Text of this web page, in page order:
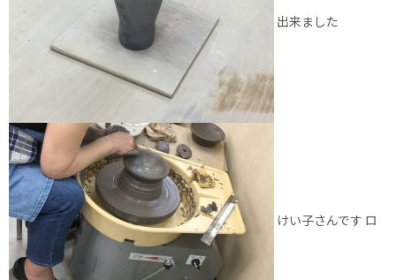
出来ました
けい子さんです ロ